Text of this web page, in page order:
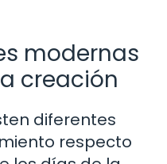
modernas
creación
diferentes
respecto